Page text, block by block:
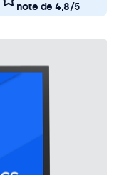
note de 4,8/5